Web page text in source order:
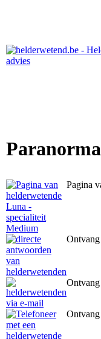
Pagina